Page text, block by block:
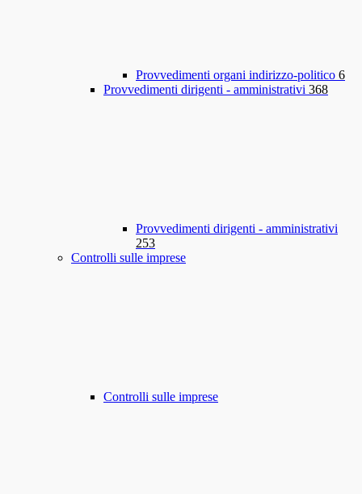
Provvedimenti organi indirizzo-politico 6
Provvedimenti dirigenti - amministrativi 368
Provvedimenti dirigenti - amministrativi
253
Controlli sulle imprese
Controlli sulle imprese